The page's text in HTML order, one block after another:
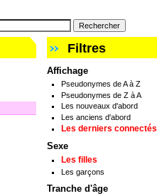
Filtres
Affichage
Pseudonymes de A à Z
Pseudonymes de Z à A
Les nouveaux d'abord
Les anciens d'abord
Les derniers connectés
Sexe
Les filles
Les garçons
Tranche d'âge